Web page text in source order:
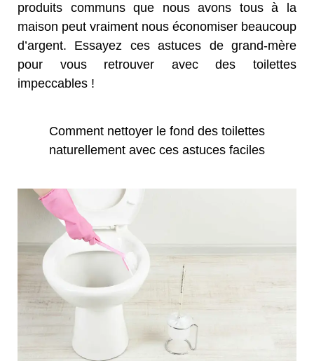
produits communs que nous avons tous à la
maison peut vraiment nous économiser beaucoup
d’argent. Essayez ces astuces de grand-mère
pour vous retrouver avec des toilettes
impeccables !
Comment nettoyer le fond des toilettes
naturellement avec ces astuces faciles